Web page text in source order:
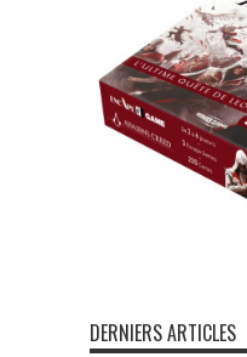
DERNIERS ARTICLES